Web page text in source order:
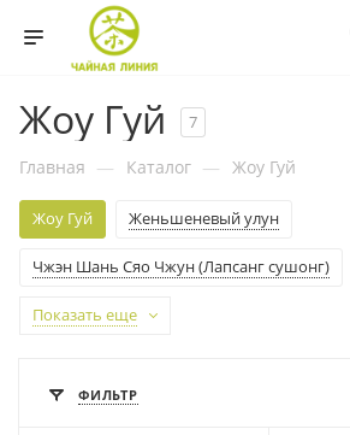
Жоу Гуй 7
Главная — Каталог — Жоу Гуй
Женьшеневый улун
Чжэн Шань Сяо Чжун (Лапсанг сушонг)
Жоу Гуй
Показать еще
ФИЛЬТР